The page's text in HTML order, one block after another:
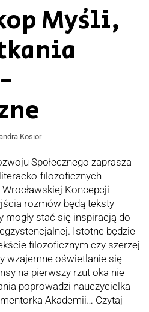
Myśli,
Kosior
Społecznego zaprasza
filozoficznych
Koncepcji
rozmów będą teksty
mogły stać się inspiracją do
Istotne będzie
filozoficznym czy szerzej
wzajemne oświetlanie się
na pierwszy rzut oka nie
poprowadzi nauczycielka
Akademii… Czytaj